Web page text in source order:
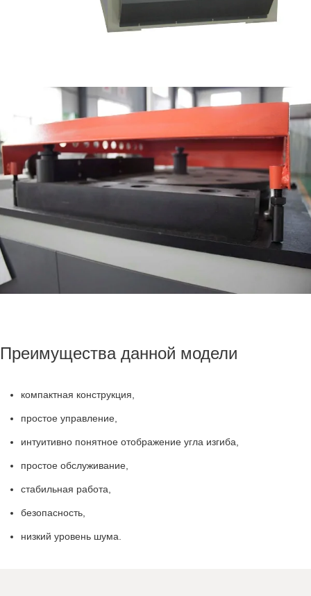
Преимущества данной модели
компактная конструкция,
простое управление,
интуитивно понятное отображение угла изгиба,
простое обслуживание,
стабильная работа,
безопасность,
низкий уровень шума.